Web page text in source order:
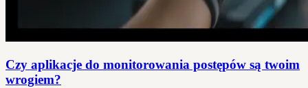
Czy aplikacje do monitorowania postępów są twoim
wrogiem?